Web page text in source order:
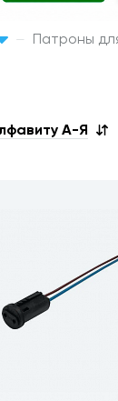
Патроны
А-Я